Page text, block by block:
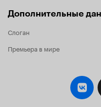
Дополнительные
Слоган
Премьера в мире